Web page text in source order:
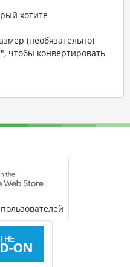
хотите
(необязательно)
чтобы конвертировать